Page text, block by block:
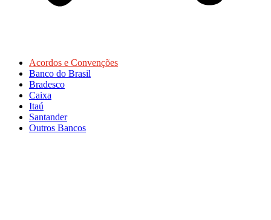
Acordos e Convenções
Banco do Brasil
Bradesco
Caixa
Itaú
Santander
Outros Bancos